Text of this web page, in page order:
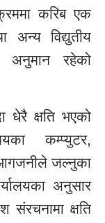
करिब एक
अन्य विद्युतीय
अनुमान रहेको
धेरै क्षति भएको
कम्प्युटर,
आगजनीले जल्नुका
अनुसार
संरचनामा क्षति